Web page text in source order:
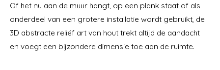
Of het nu aan de muur hangt, op een plank staat of als
onderdeel van een grotere installatie wordt gebruikt, de
3D abstracte reliëf art van hout trekt altijd de aandacht
en voegt een bijzondere dimensie toe aan de ruimte.